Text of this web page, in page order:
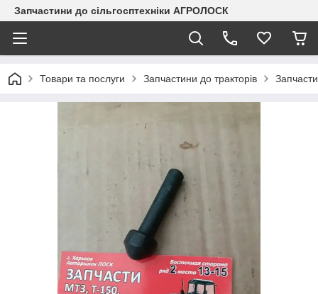
Запчастини до сільгосптехніки АГРОЛОСК
Товари та послуги Запчастини до тракторів